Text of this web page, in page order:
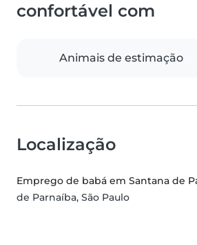
confortável com
Animais de estimação
Localização
Emprego de babá em Santana de
de Parnaíba, São Paulo